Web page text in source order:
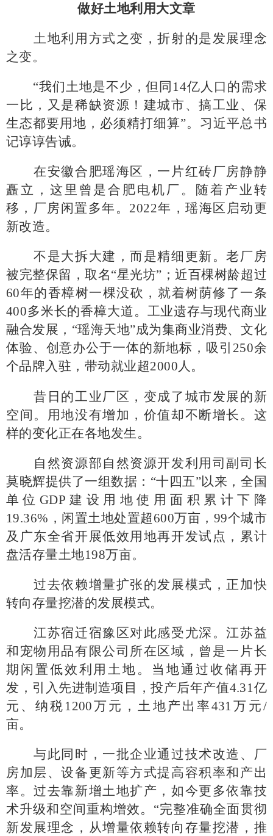
做好土地利用大文章
土地利用方式之变，折射的是发展理念
之变。
“我们土地是不少，但同14亿人口的需求
一比，又是稀缺资源！建城市、搞工业、保
生态都要用地，必须精打细算”。习近平总书
记谆谆告诫。
在安徽合肥瑶海区，一片红砖厂房静静
矗立，这里曾是合肥电机厂。随着产业转
移，厂房闲置多年。 2022年，瑶海区启动更
新改造。
不是大拆大建，而是精细更新。老厂房
被完整保留，取名“星光坊”；近百棵树龄超过
60年的香樟树一棵没砍，就着树荫修了一条
400多米长的香樟大道。工业遗存与现代商业
融合发展，“瑶海天地”成为集商业消费、文化
体验、创意办公于一体的新地标，吸引250余
个品牌入驻，带动就业超2000人。
昔日的工业厂区，变成了城市发展的新
空间。用地没有增加，价值却不断增长。这
样的变化正在各地发生。
自然资源部自然资源开发利用司副司长
莫晓辉提供了一组数据： “十四五”以来，全国
单位GDP建设用地使用面积累计下降
19.36%，闲置土地处置超600万亩，99个城市
及广东全省开展低效用地再开发试点，累计
盘活存量土地198万亩。
过去依赖增量扩张的发展模式，正加快
转向存量挖潜的发展模式。
江苏宿迁宿豫区对此感受尤深。江苏益
和宠物用品有限公司所在区域，曾是一片长
期闲置低效利用土地。当地通过收储再开
发，引入先进制造项目，投产后年产值4.31亿
元、纳税1200万元，土地产出率431万元/
亩。
与此同时，一批企业通过技术改造、厂
房加层、设备更新等方式提高容积率和产出
率。过去靠新增土地扩产，如今更多依靠技
术升级和空间重构增效。 “完整准确全面贯彻
新发展理念，从增量依赖转向存量挖潜，推